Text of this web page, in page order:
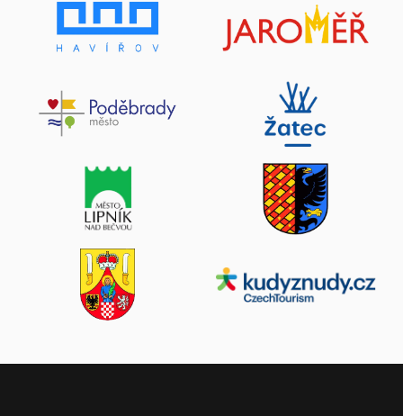
Komentované prohlídky výstavy „Masarykovy
cesty za demokracií“
Hodonín, Zámecké náměstí 27/9 - Masarykovo muzeum
v Hodoníně
Legiovlak v Litoměřicích
25. srpen 2026
Litoměřice
Zobrazit více
27. srpen 2026